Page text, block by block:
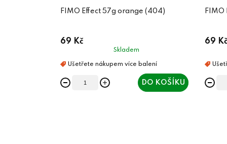
FIMO Effect 57g orange (404)
69 Kč
Skladem
DO KOŠÍKU
FIMO
69 Kč